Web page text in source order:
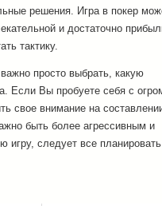
решения. Игра в покер
и достаточно
тактику.
просто выбрать, какую
Если Вы пробуете себя с
свое внимание на
быть более агрессивным и
игру, следует все планировать